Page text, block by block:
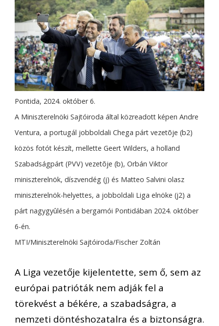
Pontida, 2024. október 6.
A Miniszterelnöki Sajtóiroda által közreadott képen Andre
Ventura, a portugál jobboldali Chega párt vezetõje (b2)
közös fotót készít, mellette Geert Wilders, a holland
Szabadságpárt (PVV) vezetõje (b), Orbán Viktor
miniszterelnök, díszvendég (j) és Matteo Salvini olasz
miniszterelnök-helyettes, a jobboldali Liga elnöke (j2) a
párt nagygyûlésén a bergamói Pontidában 2024. október
6-én.
MTI/Miniszterelnöki Sajtóiroda/Fischer Zoltán
A Liga vezetője kijelentette, sem ő, sem az
európai patrióták nem adják fel a
törekvést a békére, a szabadságra, a
nemzeti döntéshozatalra és a biztonságra.